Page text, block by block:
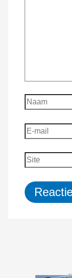
Naam
E-
mail
Site